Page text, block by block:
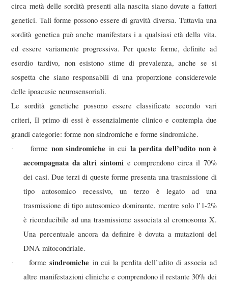
circa metà delle sordità presenti alla nascita siano dovute a fattori
genetici. Tali forme possono essere di gravità diversa. Tuttavia una
sordità genetica può anche manifestars i a qualsiasi età della vita,
ed essere variamente progressiva. Per queste forme, definite ad
esordio tardivo, non esistono stime di prevalenza, anche se si
sospetta che siano responsabili di una proporzione considerevole
delle ipoacusie neurosensoriali.
Le sordità genetiche possono essere classificate secondo vari
criteri, Il primo di essi è essenzialmente clinico e contempla due
grandi categorie: forme non sindromiche e forme sindromiche.
· forme non sindromiche in cui la perdita dell’udito non è
accompagnata da altri sintomi e comprendono circa il 70%
dei casi. Due terzi di queste forme presenta una trasmissione di
tipo autosomico recessivo, un terzo è legato ad una
trasmissione di tipo autosomico dominante, mentre solo l’1-2%
è riconducibile ad una trasmissione associata al cromosoma X.
Una percentuale ancora da definire è dovuta a mutazioni del
DNA mitocondriale.
· formesindromiche in cui la perdita dell’udito di associa ad
altre manifestazioni cliniche e comprendono il restante 30% dei